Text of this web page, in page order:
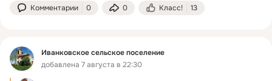
Комментарии 0 0 Класс! 13
Иванковское сельское поселение
добавлена 7 августа в 22:30